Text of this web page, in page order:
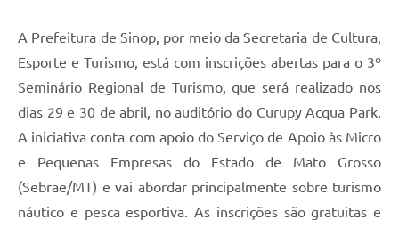
A Prefeitura de Sinop, por meio da Secretaria de Cultura,
Esporte e Turismo, está com inscrições abertas para o 3º
Seminário Regional de Turismo, que será realizado nos
dias 29 e 30 de abril, no auditório do Curupy Acqua Park.
A iniciativa conta com apoio do Serviço de Apoio às Micro
e Pequenas Empresas do Estado de Mato Grosso
(Sebrae/MT) e vai abordar principalmente sobre turismo
náutico e pesca esportiva. As inscrições são gratuitas e